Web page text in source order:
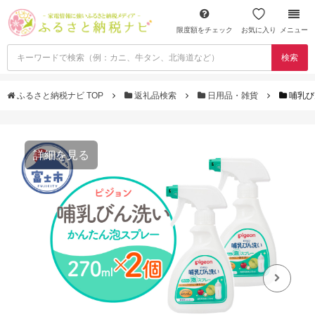
限度額をチェック お気に入り メニュー
検索
ふるさと納税ナビ TOP 返礼品検索 日用品・雑貨 哺乳
詳細を見る